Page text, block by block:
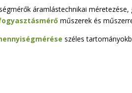
áramlástechnikai
műszerek és
széles